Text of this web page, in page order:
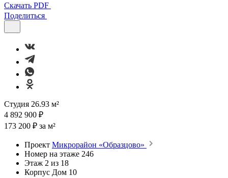
Скачать PDF
Поделиться
Студия 26.93 м²
4 892 900 ₽
173 200 ₽ за м²
Проект Микрорайон «Образцово»
Номер на этаже 246
Этаж 2 из 18
Корпус Дом 10